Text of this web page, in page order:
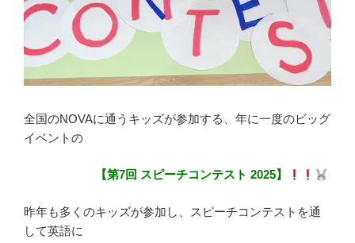
全国のNOVAに通うキッズが参加する、年に一度のビッグ
イベントの
【第7回 スピーチコンテスト 2025】
昨年も多くのキッズが参加し、スピーチコンテストを通
して英語に